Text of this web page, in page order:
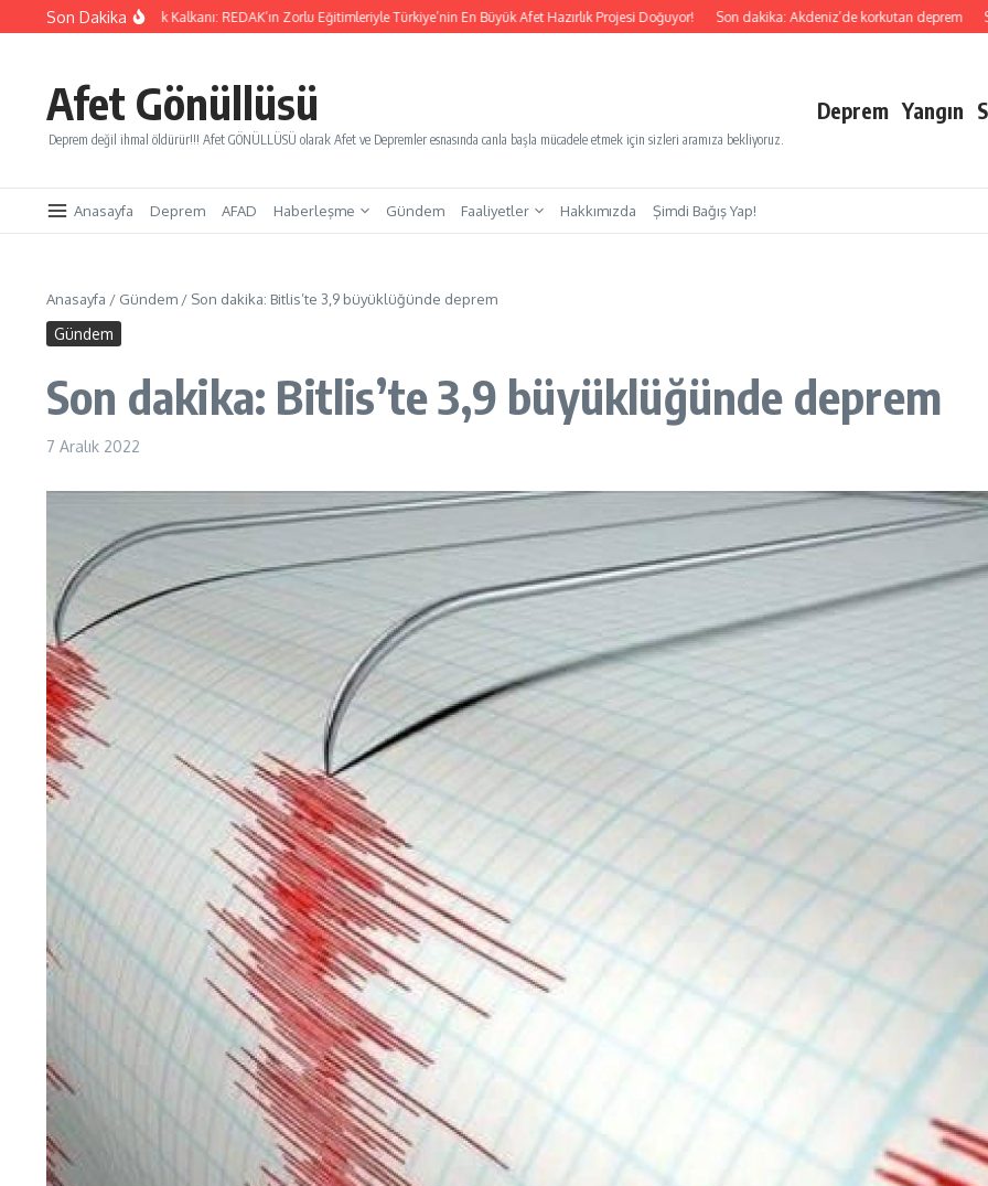
İçeriğe atlaSon Dakika
Kurtaracak Gençlik Kalkanı: REDAK’ın Zorlu Eğitimleriyle Türkiye’nin En Büyük Afet Hazırlık Projesi Doğuyor! Son dakika: Akdeniz’de korkutan deprem Son
Afet Gönüllüsü
Deprem değil ihmal öldürür!!! Afet GÖNÜLLÜSÜ olarak Afet ve Depremler esnasında canla başla mücadele etmek için sizleri aramıza bekliyoruz.
Deprem Yangın
Anasayfa Deprem AFAD Haberleşme Gündem Faaliyetler Hakkımızda Şimdi Bağış Yap!
Anasayfa / Gündem / Son dakika: Bitlis’te 3,9 büyüklüğünde deprem
Gündem
Son dakika: Bitlis’te 3,9 büyüklüğünde deprem
7 Aralık 2022